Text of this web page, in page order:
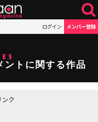
ログイン メンバー登録
ントに関する作品
ンク